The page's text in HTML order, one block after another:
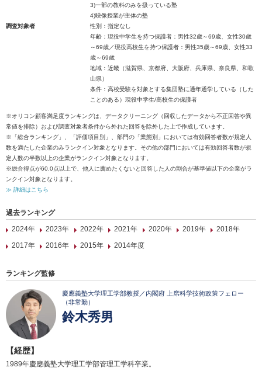
3)一部の教科のみを扱っている塾
4)映像授業が主体の塾
調査対象者
性別：指定なし
年齢：現役中学生を持つ保護者：男性32歳～69歳、女性30歳
～69歳／現役高校生を持つ保護者：男性35歳～69歳、女性33
歳～69歳
地域：近畿（滋賀県、京都府、大阪府、兵庫県、奈良県、和歌
山県）
条件：高校受験を対象とする集団塾に通年通学している（した
ことのある）現役中学生/高校生の保護者
※オリコン顧客満足度ランキングは、データクリーニング（回収したデータから不正回答や異
常値を排除）および調査対象者条件から外れた回答を除外した上で作成しています。
※「総合ランキング」、「評価項目別」、部門の「業態別」においては有効回答者数が規定人
数を満たした企業のみランクイン対象となります。その他の部門においては有効回答者数が規
定人数の半数以上の企業がランクイン対象となります。
※総合得点が60.0点以上で、他人に薦めたくないと回答した人の割合が基準値以下の企業がラ
ンクイン対象となります。
≫ 詳細はこちら
過去ランキング
2024年
2023年 2022年 2021年 2020年 2019年
2018年
2017年
2016年 2015年 2014年度
ランキング監修
慶應義塾大学理工学部教授／内閣府 上席科学技術政策フェロー
（非常勤）
鈴木秀男
【経歴】
1989年慶應義塾大学理工学部管理工学科卒業。